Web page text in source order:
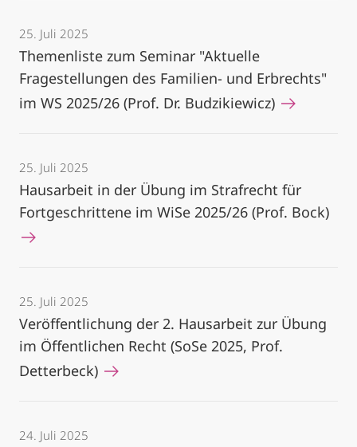
25. Juli 2025
Themenliste zum Seminar "Aktuelle
Fragestellungen des Familien- und Erbrechts"
im WS 2025/26 (Prof. Dr. Budzikiewicz)
25. Juli 2025
Hausarbeit in der Übung im Strafrecht für
Fortgeschrittene im WiSe 2025/26 (Prof. Bock)
25. Juli 2025
Veröffentlichung der 2. Hausarbeit zur Übung
im Öffentlichen Recht (SoSe 2025, Prof.
Detterbeck)
24. Juli 2025